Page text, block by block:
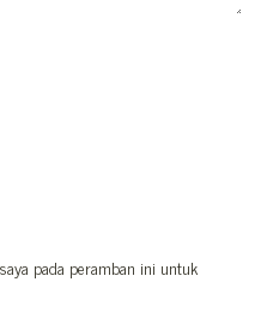
pada peramban ini untuk